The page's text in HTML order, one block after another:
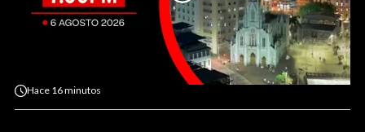
Hace 16 minutos